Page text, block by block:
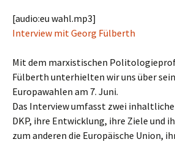
[audio:eu wahl.mp3]
Interview mit Georg Fülberth
Mit dem marxistischen
Fülberth unterhielten wir uns über
Europawahlen am 7. Juni.
Das Interview umfasst zwei
DKP, ihre Entwicklung, ihre Ziele und
zum anderen die Europäische Union,